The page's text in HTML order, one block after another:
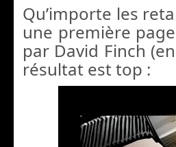
Qu’importe les
une première
par David Finch
résultat est top :